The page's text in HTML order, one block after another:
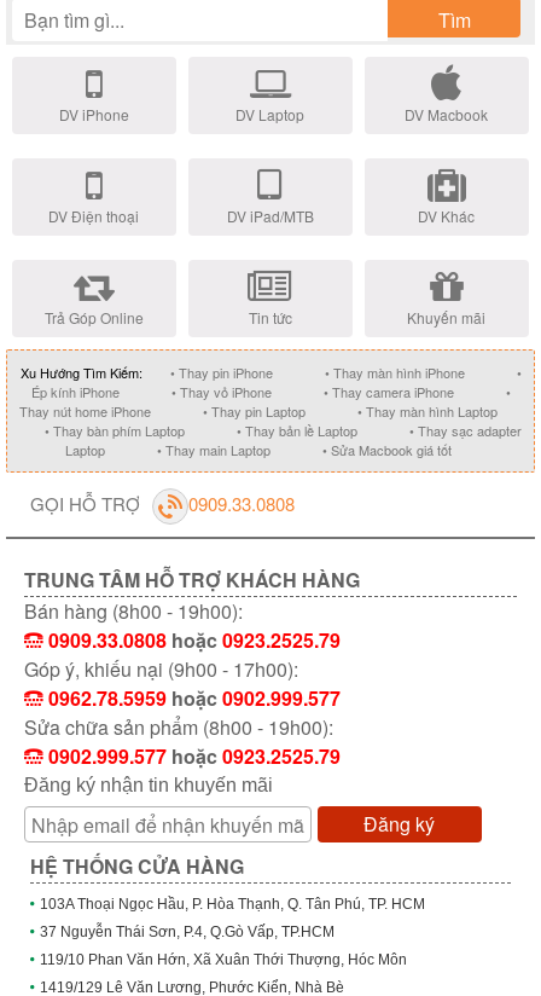
Tìm
DV iPhone DV Laptop DV Macbook
DV Điện thoại DV iPad/MTB DV Khác
Trả Góp Online Tin tức Khuyến mãi
Xu Hướng Tìm Kiếm: • Thay pin iPhone • Thay màn hình iPhone
•
Ép kính iPhone
• Thay vỏ iPhone • Thay camera iPhone
•
Thay nút home iPhone
• Thay pin Laptop
• Thay màn hình Laptop
• Thay bàn phím Laptop
• Thay bản lề Laptop
• Thay sạc adapter
Laptop
• Thay main Laptop • Sửa Macbook giá tốt
GỌI HỖ TRỢ 0909.33.0808
TRUNG TÂM HỖ TRỢ KHÁCH HÀNG
Bán hàng (8h00 - 19h00):
0909.33.0808 hoặc0923.2525.79
Góp ý, khiếu nại (9h00 - 17h00):
0962.78.5959 hoặc0902.999.577
Sửa chữa sản phẩm (8h00 - 19h00):
0902.999.577 hoặc0923.2525.79
Đăng ký nhận tin khuyến mãi
Đăng ký
HỆ THỐNG CỬA HÀNG
103A Thoại Ngọc Hầu, P. Hòa Thạnh, Q. Tân Phú, TP. HCM
37 Nguyễn Thái Sơn, P.4, Q.Gò Vấp, TP.HCM
119/10 Phan Văn Hớn, Xã Xuân Thới Thượng, Hóc Môn
1419/129 Lê Văn Lương, Phước Kiển, Nhà Bè